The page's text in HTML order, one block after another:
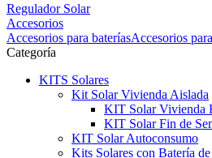
Regulador Solar
Accesorios
Accesorios para bateríasAccesorios
Categoría
KITS Solares
Kit Solar Vivienda Aislada
KIT Solar Vivienda
KIT Solar Fin de
KIT Solar Autoconsumo
Kits Solares con Batería